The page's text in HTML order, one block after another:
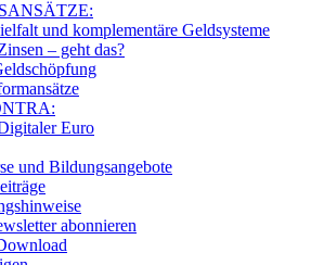
und komplementäre Geldsysteme
– geht das?
Euro
und Bildungsangebote
abonnieren